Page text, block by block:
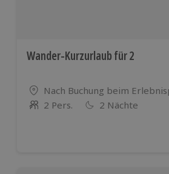
Wander-Kurzurlaub für 2
Standort
Nach Buchung beim
Anzahl der Teilnehmer
2 Pers. 2 Nächte